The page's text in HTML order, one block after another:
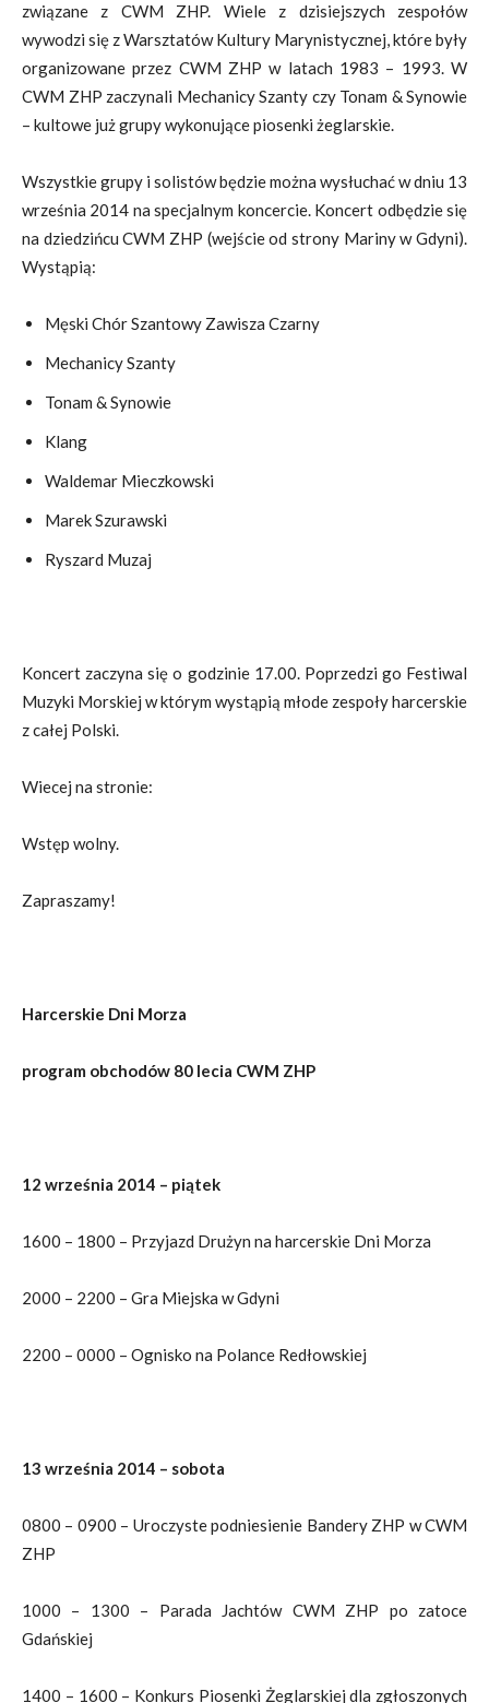
związane z CWM ZHP. Wiele z dzisiejszych zespołów
wywodzi się z Warsztatów Kultury Marynistycznej, które były
organizowane przez CWM ZHP w latach 1983 – 1993. W
CWM ZHP zaczynali Mechanicy Szanty czy Tonam & Synowie
– kultowe już grupy wykonujące piosenki żeglarskie.
Wszystkie grupy i solistów będzie można wysłuchać w dniu 13
września 2014 na specjalnym koncercie. Koncert odbędzie się
na dziedzińcu CWM ZHP (wejście od strony Mariny w Gdyni).
Wystąpią:
Męski Chór Szantowy Zawisza Czarny
Mechanicy Szanty
Tonam & Synowie
Klang
Waldemar Mieczkowski
Marek Szurawski
Ryszard Muzaj
Koncert zaczyna się o godzinie 17.00. Poprzedzi go Festiwal
Muzyki Morskiej w którym wystąpią młode zespoły harcerskie
z całej Polski.
Wiecej na stronie:
Wstęp wolny.
Zapraszamy!
Harcerskie Dni Morza
program obchodów 80 lecia CWM ZHP
12 września 2014 – piątek
1600 – 1800 – Przyjazd Drużyn na harcerskie Dni Morza
2000 – 2200 – Gra Miejska w Gdyni
2200 – 0000 – Ognisko na Polance Redłowskiej
13 września 2014 – sobota
0800 – 0900 – Uroczyste podniesienie Bandery ZHP w CWM
ZHP
1000 – 1300 – Parada Jachtów CWM ZHP po zatoce
Gdańskiej
1400 – 1600 – Konkurs Piosenki Żeglarskiej dla zgłoszonych